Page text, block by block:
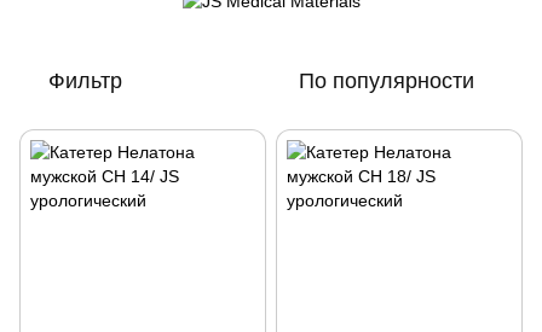
Фильтр По популярности